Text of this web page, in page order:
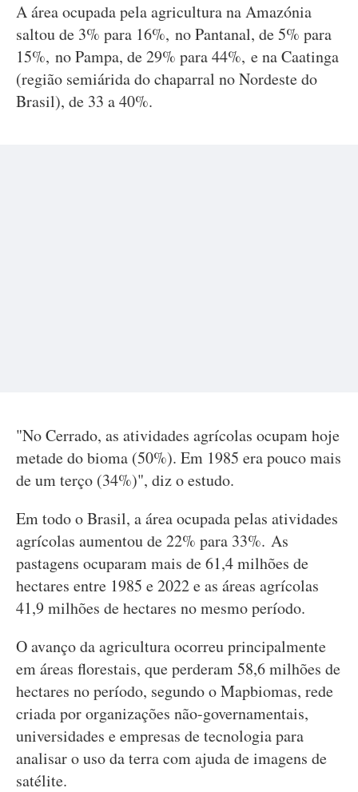
A área ocupada pela agricultura na Amazónia
saltou de 3% para 16%, no Pantanal, de 5% para
15%, no Pampa, de 29% para 44%, e na Caatinga
(região semiárida do chaparral no Nordeste do
Brasil), de 33 a 40%.
"No Cerrado, as atividades agrícolas ocupam hoje
metade do bioma (50%). Em 1985 era pouco mais
de um terço (34%)", diz o estudo.
Em todo o Brasil, a área ocupada pelas atividades
agrícolas aumentou de 22% para 33%. As
pastagens ocuparam mais de 61,4 milhões de
hectares entre 1985 e 2022 e as áreas agrícolas
41,9 milhões de hectares no mesmo período.
O avanço da agricultura ocorreu principalmente
em áreas florestais, que perderam 58,6 milhões de
hectares no período, segundo o Mapbiomas, rede
criada por organizações não-governamentais,
universidades e empresas de tecnologia para
analisar o uso da terra com ajuda de imagens de
satélite.